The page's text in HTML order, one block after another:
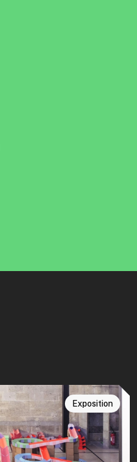
Exposition